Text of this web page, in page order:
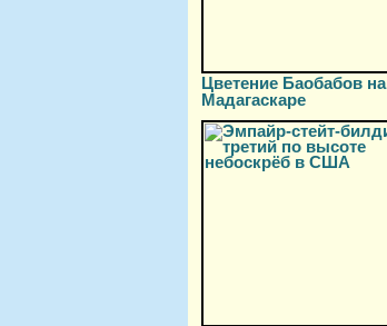
Цветение Баобабов на
Мадагаскаре